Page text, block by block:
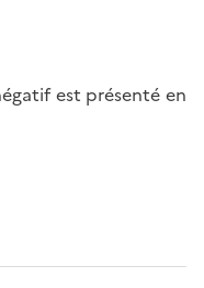
est présenté en